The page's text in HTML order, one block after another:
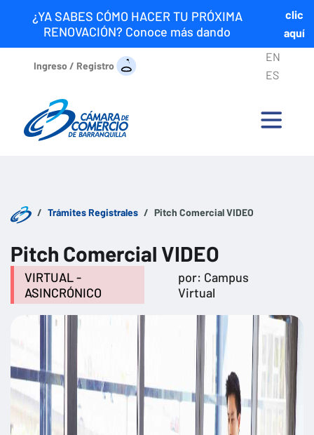
¿YA SABES CÓMO HACER TU PRÓXIMA
RENOVACIÓN? Conoce más dando
clic
aquí
Ingreso / Registro
EN
ES
Trámites Registrales Pitch Comercial VIDEO
Pitch Comercial VIDEO
VIRTUAL -
ASINCRÓNICO
por: Campus
Virtual